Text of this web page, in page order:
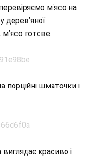
м’ясо на
дерев’яної
готове.
порційні шматочки і
красиво і